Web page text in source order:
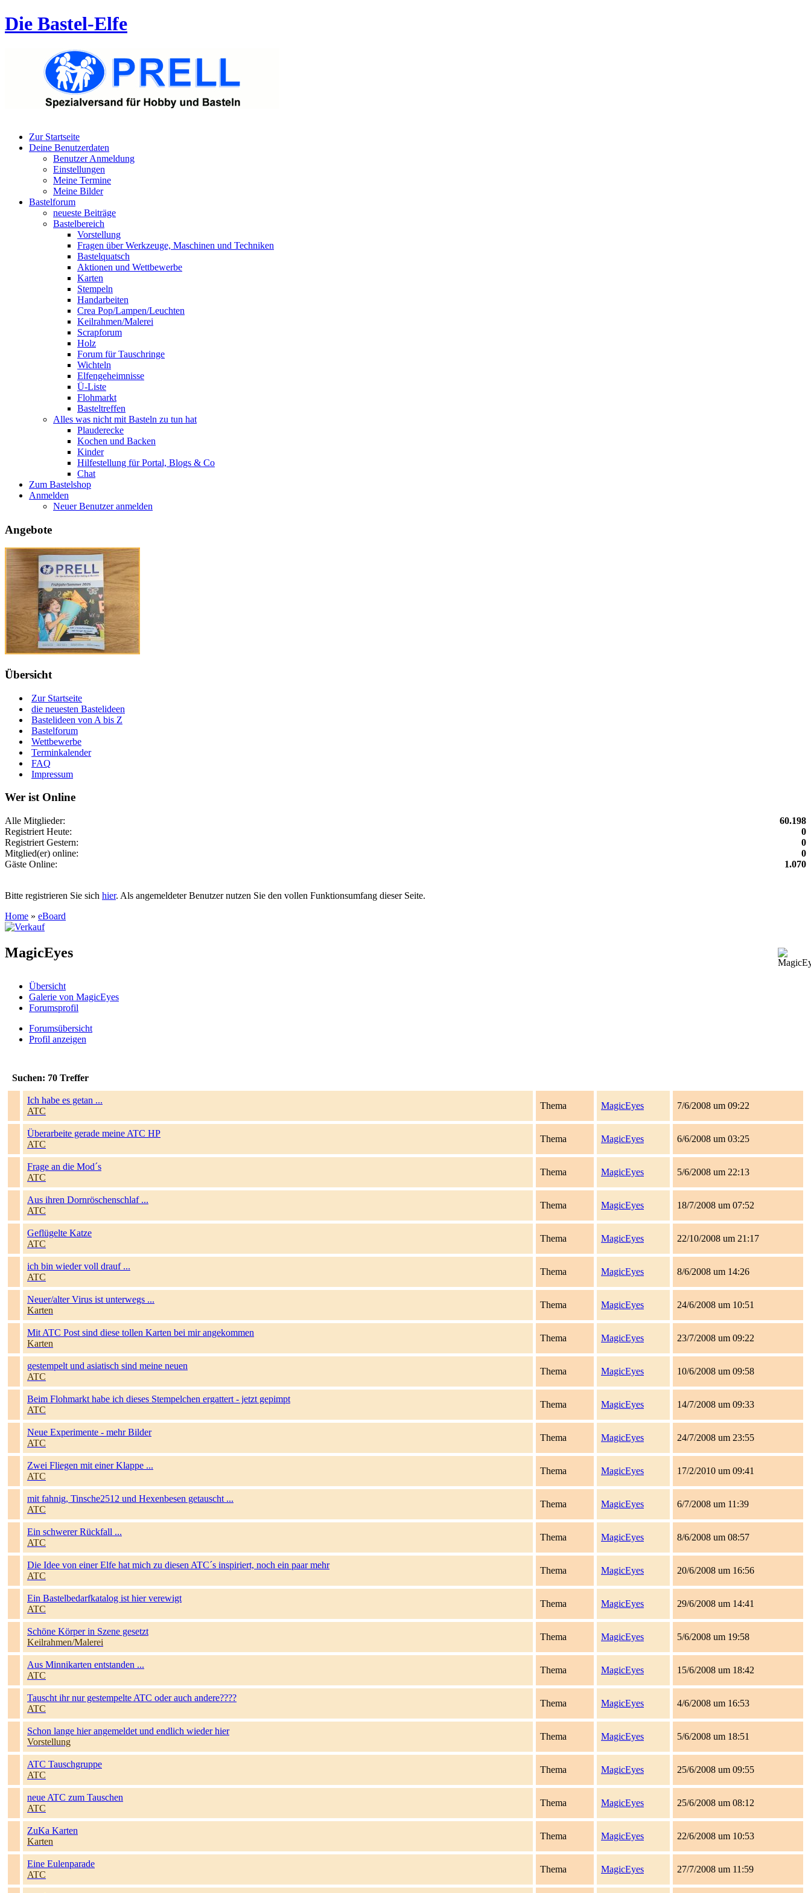
Die Bastel-Elfe
Zur Startseite
Deine Benutzerdaten
Benutzer Anmeldung
Einstellungen
Meine Termine
Meine Bilder
Bastelforum
neueste Beiträge
Bastelbereich
Vorstellung
Fragen über Werkzeuge, Maschinen und Techniken
Bastelquatsch
Aktionen und Wettbewerbe
Karten
Stempeln
Handarbeiten
Crea Pop/Lampen/Leuchten
Keilrahmen/Malerei
Scrapforum
Holz
Forum für Tauschringe
Wichteln
Elfengeheimnisse
Ü-Liste
Flohmarkt
Basteltreffen
Alles was nicht mit Basteln zu tun hat
Plauderecke
Kochen und Backen
Kinder
Hilfestellung für Portal, Blogs & Co
Chat
Zum Bastelshop
Anmelden
Neuer Benutzer anmelden
Angebote
Übersicht
Zur Startseite
die neuesten Bastelideen
Bastelideen von A bis Z
Bastelforum
Wettbewerbe
Terminkalender
FAQ
Impressum
Wer ist Online
Alle Mitglieder:
60.198
Registriert Heute:
0
Registriert Gestern:
0
Mitglied(er) online:
0
Gäste Online:
1.070
Bitte registrieren Sie sich hier. Als angemeldeter Benutzer nutzen Sie den vollen Funktionsumfang dieser Seite.
Home » eBoard
MagicEyes
Übersicht
Galerie von MagicEyes
Forumsprofil
Forumsübersicht
Profil anzeigen
Suchen: 70 Treffer
Ich habe es getan ...
ATC
Thema MagicEyes 7/6/2008 um 09:22
Überarbeite gerade meine ATC HP
ATC
Thema MagicEyes 6/6/2008 um 03:25
Frage an die Mod´s
ATC
Thema MagicEyes 5/6/2008 um 22:13
Aus ihren Dornröschenschlaf ...
ATC
Thema MagicEyes 18/7/2008 um 07:52
Geflügelte Katze
ATC
Thema MagicEyes 22/10/2008 um 21:17
ich bin wieder voll drauf ...
ATC
Thema MagicEyes 8/6/2008 um 14:26
Neuer/alter Virus ist unterwegs ...
Karten
Thema MagicEyes 24/6/2008 um 10:51
Mit ATC Post sind diese tollen Karten bei mir angekommen
Karten
Thema MagicEyes 23/7/2008 um 09:22
gestempelt und asiatisch sind meine neuen
ATC
Thema MagicEyes 10/6/2008 um 09:58
Beim Flohmarkt habe ich dieses Stempelchen ergattert - jetzt gepimpt
ATC
Thema MagicEyes 14/7/2008 um 09:33
Neue Experimente - mehr Bilder
ATC
Thema MagicEyes 24/7/2008 um 23:55
Zwei Fliegen mit einer Klappe ...
ATC
Thema MagicEyes 17/2/2010 um 09:41
mit fahnig, Tinsche2512 und Hexenbesen getauscht ...
ATC
Thema MagicEyes 6/7/2008 um 11:39
Ein schwerer Rückfall ...
ATC
Thema MagicEyes 8/6/2008 um 08:57
Die Idee von einer Elfe hat mich zu diesen ATC´s inspiriert, noch ein paar mehr
ATC
Thema MagicEyes 20/6/2008 um 16:56
Ein Bastelbedarfkatalog ist hier verewigt
ATC
Thema MagicEyes 29/6/2008 um 14:41
Schöne Körper in Szene gesetzt
Keilrahmen/Malerei
Thema MagicEyes 5/6/2008 um 19:58
Aus Minnikarten entstanden ...
ATC
Thema MagicEyes 15/6/2008 um 18:42
Tauscht ihr nur gestempelte ATC oder auch andere????
ATC
Thema MagicEyes 4/6/2008 um 16:53
Schon lange hier angemeldet und endlich wieder hier
Vorstellung
Thema MagicEyes 5/6/2008 um 18:51
ATC Tauschgruppe
ATC
Thema MagicEyes 25/6/2008 um 09:55
neue ATC zum Tauschen
ATC
Thema MagicEyes 25/6/2008 um 08:12
ZuKa Karten
Karten
Thema MagicEyes 22/6/2008 um 10:53
Eine Eulenparade
ATC
Thema MagicEyes 27/7/2008 um 11:59